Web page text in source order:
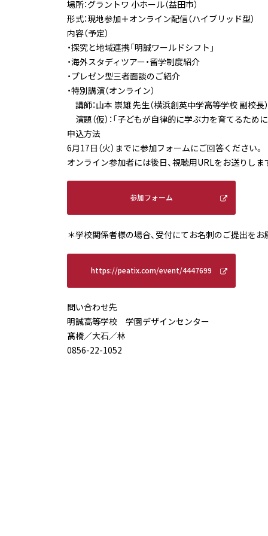
場所：グラントワ 小ホール（益田市）
形式：現地参加＋オンライン配信（ハイブリッド型）
内容（予定）
・探究と地域連携「明誠ワールドシフト」
・海外スタディツアー・留学制度紹介
・プレゼン型三者面談のご紹介
・特別講演（オンライン）
講師：山本 崇雄 先生（横浜創英中学高等学校 副校長）
演題（仮）：「子どもが自律的に学ぶ力を育てるために
申込方法
6月17日（火）までに参加フォームにご回答ください。
オンライン参加者には後日、視聴用URLをお送りしま
参加フォーム
＊学校関係者様の場合、受付にてお名刺のご提出をお
https://peatix.com/event/4447699
問い合わせ先
明誠高等学校 学園デザインセンター
髙橋／大石／林
0856-22-1052